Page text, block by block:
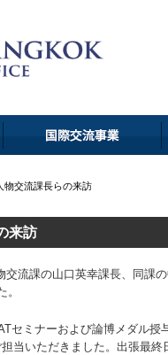
物交流課長らの来訪
来訪
流課の山口英幸課長、同課
セミナーおよび論博メダル
当いただきました。出張最